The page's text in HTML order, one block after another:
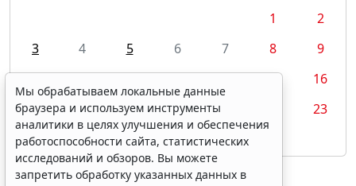
1
2
3
4 5 6 7 8
9
10
11 12 13 14 15
16
17
18 19 20 21
23
24
25 26 27 28
Мы обрабатываем локальные данные
браузера и используем инструменты
аналитики в целях улучшения и обеспечения
работоспособности сайта, статистических
исследований и обзоров. Вы можете
запретить обработку указанных данных в